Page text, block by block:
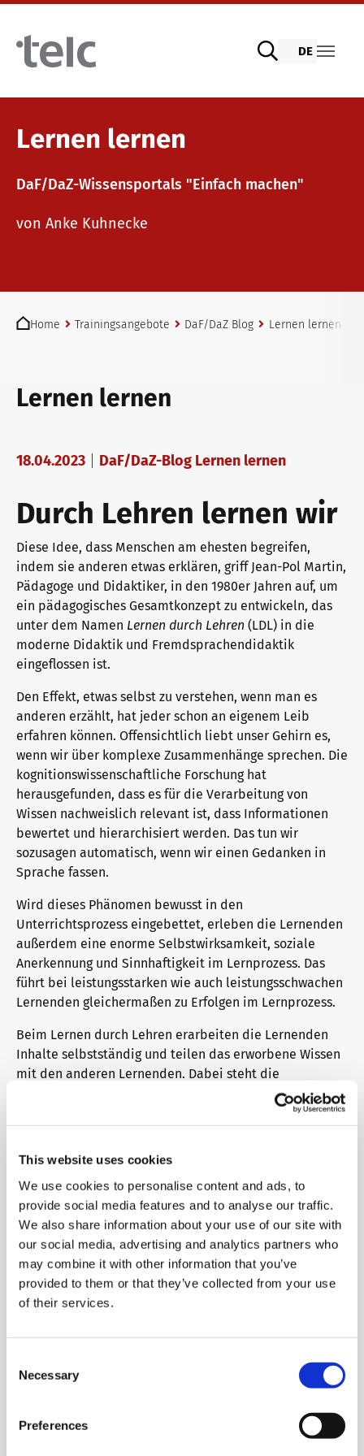
This website uses cookies
We use cookies to personalise content and ads, to
provide social media features and to analyse our traffic.
We also share information about your use of our site with
our social media, advertising and analytics partners who
may combine it with other information that you’ve
provided to them or that they’ve collected from your use
of their services.
Selection
Necessary
Preferences
Skip to main content
Sprachprüfungen
telc Prüfungen digital mit DIGItelc 2.0
telc Remote Tests
telc Prüfungen in Bad Homburg
telc Prüfungszentrum werden
Prüfungszentrum finden
Einstufungstest
Infos für Prüfungszentren
telc Zertifikate DIGITAL
Warum telc Zertifikate?
Deutsch Test für den Beruf
Verifikation von telc Zertifikaten
Sprachprüfungen: Support & FAQ
Lehrmaterialien
Allgemeinsprachliches Deutsch
Deutsch für den Beruf
Deutschlernen mit telc Lehrwerken
Deutsch für die Hochschule
Verlagsprogramm: Support & FAQ
Downloadbereich
Infopakete
Fortbildungen: Unterrichten
Qualifizierungen: Prüfen und Bewerten
Angebote für Deutschlernende
Inhouse-Veranstaltungen
ZQ BSK
Qualifizierung Prüfungsverantwortung
Qualifikationsphasen
Trainingsformate
DaF/DaZ Blog
Training: Support & FAQ
Wir sind telc
telc in der Presse
Aktuelles
Karriere
Stellenangebote
ShopCampusTrainingCommunity
DE
Lernen lernen
DaF/DaZ-Wissensportals "Einfach machen"
von Anke Kuhnecke
Home
Trainingsangebote DaF/DaZ Blog Lernen lernen
Lernen lernen
18.04.2023 DaF/DaZ-Blog Lernen lernen
Durch Lehren lernen wir
Diese Idee, dass Menschen am ehesten begreifen,
indem sie anderen etwas erklären, griff Jean-Pol Martin,
Pädagoge und Didaktiker, in den 1980er Jahren auf, um
ein pädagogisches Gesamtkonzept zu entwickeln, das
unter dem Namen Lernen durch Lehren (LDL) in die
moderne Didaktik und Fremdsprachendidaktik
eingeflossen ist.
Den Effekt, etwas selbst zu verstehen, wenn man es
anderen erzählt, hat jeder schon an eigenem Leib
erfahren können. Offensichtlich liebt unser Gehirn es,
wenn wir über komplexe Zusammenhänge sprechen. Die
kognitionswissenschaftliche Forschung hat
herausgefunden, dass es für die Verarbeitung von
Wissen nachweislich relevant ist, dass Informationen
bewertet und hierarchisiert werden. Das tun wir
sozusagen automatisch, wenn wir einen Gedanken in
Sprache fassen.
Wird dieses Phänomen bewusst in den
Unterrichtsprozess eingebettet, erleben die Lernenden
außerdem eine enorme Selbstwirksamkeit, soziale
Anerkennung und Sinnhaftigkeit im Lernprozess. Das
führt bei leistungsstarken wie auch leistungsschwachen
Lernenden gleichermaßen zu Erfolgen im Lernprozess.
Beim Lernen durch Lehren erarbeiten die Lernenden
Inhalte selbstständig und teilen das erworbene Wissen
mit den anderen Lernenden. Dabei steht die
Kommunikation in der Gruppe im Mittelpunkt. Um
diese Interaktion innerhalb der Gruppe zu ermöglichen,
Problemlösung.
Die Gruppe betrachtet sich dabei als ein Ganzes, wobei
stabile Interaktionsstrukturen entstehen können. Neben
der inhaltlichen Verarbeitung von Informationen, dem
Wissenserwerb, werden also weitere elementare
Fähigkeiten, wie Team- und Kompromissfähigkeit
trainiert.
Seiten der Lernenden kognitiv durchdrungen und
den Lernenden ausgetauscht. Damit der Lernstoff
vermittelt werden kann, ist also die gleichzeitige
Anwendung notweniger Sprachstrukturen für den
Kommunikationstransfer notwendig. Hierin liegt der